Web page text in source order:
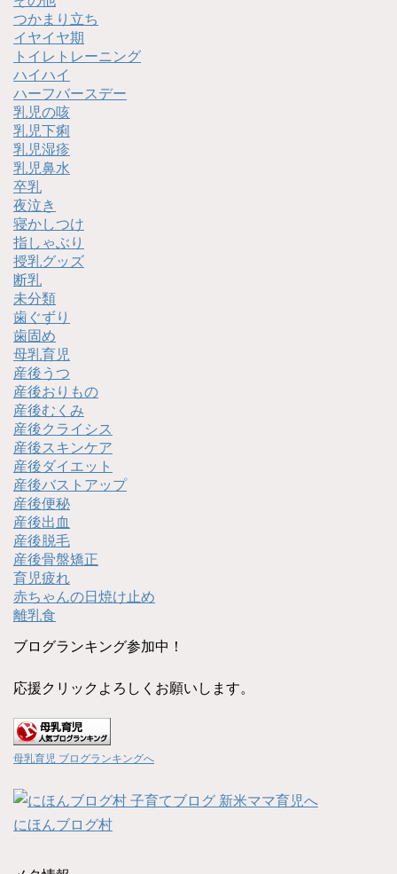
つかまり立ち
イヤイヤ期
トイレトレーニング
ハイハイ
ハーフバースデー
乳児の咳
乳児下痢
乳児湿疹
乳児鼻水
卒乳
夜泣き
寝かしつけ
指しゃぶり
授乳グッズ
断乳
未分類
歯ぐずり
歯固め
母乳育児
産後うつ
産後おりもの
産後むくみ
産後クライシス
産後スキンケア
産後ダイエット
産後バストアップ
産後便秘
産後出血
産後脱毛
産後骨盤矯正
育児疲れ
赤ちゃんの日焼け止め
離乳食
ブログランキング参加中！
応援クリックよろしくお願いします。
母乳育児 ブログランキングへ
にほんブログ村